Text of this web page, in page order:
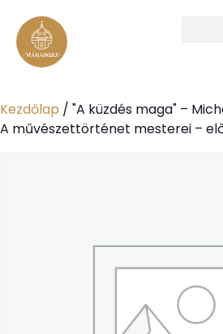
Kezdőlap / "A küzdés maga" –
A művészettörténet mesterei –